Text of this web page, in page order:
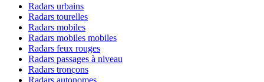
Radars urbains
Radars tourelles
Radars mobiles
Radars mobiles mobiles
Radars feux rouges
Radars passages à niveau
Radars tronçons
Radars autonomes